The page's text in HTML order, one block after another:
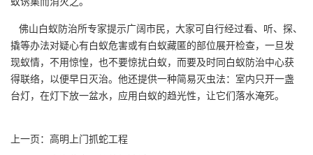
佛山白蚁防治所专家提示广阔市民，大家可自行经过看、听、探、
撬等办法对疑心有白蚁危害或有白蚁藏匿的部位展开检查，一旦发
现蚁情，不用惊惶，也不要惊扰白蚁，而要及时同白蚁防治中心获
得联络，以便早日灭治。他还提供一种简易灭虫法：室内只开一盏
台灯，在灯下放一盆水，应用白蚁的趋光性，让它们落水淹死。
上一页： 高明上门抓蛇工程